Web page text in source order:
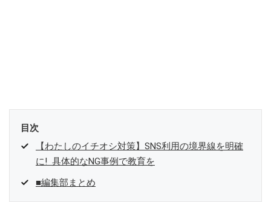
目次
【わたしのイチオシ対策】SNS利用の境界線を明確
に! 具体的なNG事例で教育を
■編集部まとめ